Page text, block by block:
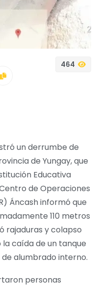
464
un derrumbe de
de Yungay, que
Educativa
de Operaciones
Áncash informó que
110 metros
rajaduras y colapso
caída de un tanque
alumbrado interno.
personas